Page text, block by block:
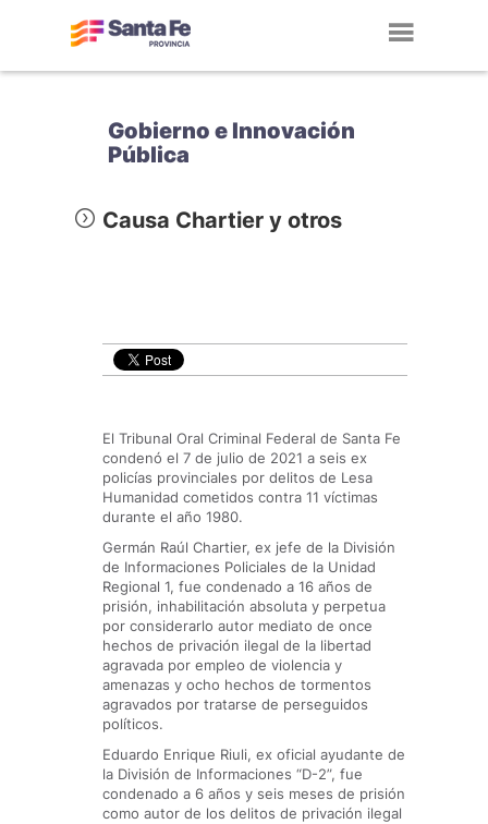
Gobierno e Innovación
Pública
Causa Chartier y otros
El Tribunal Oral Criminal Federal de Santa Fe
condenó el 7 de julio de 2021 a seis ex
policías provinciales por delitos de Lesa
Humanidad cometidos contra 11 víctimas
durante el año 1980.
Germán Raúl Chartier, ex jefe de la División
de Informaciones Policiales de la Unidad
Regional 1, fue condenado a 16 años de
prisión, inhabilitación absoluta y perpetua
por considerarlo autor mediato de once
hechos de privación ilegal de la libertad
agravada por empleo de violencia y
amenazas y ocho hechos de tormentos
agravados por tratarse de perseguidos
políticos.
Eduardo Enrique Riuli, ex oficial ayudante de
la División de Informaciones “D-2”, fue
condenado a 6 años y seis meses de prisión
como autor de los delitos de privación ilegal